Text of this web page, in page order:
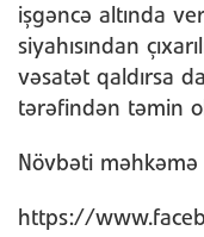
işgəncə altında
siyahısından
vəsatət qaldırsa
tərəfindən təmin
Növbəti
https://